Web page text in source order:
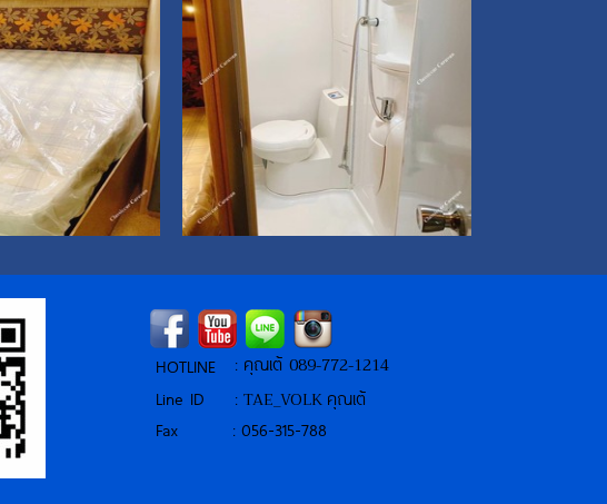
HOTLINE : คุณเต้ 089-772-1214
Line ID : TAE_VOLK คุณเต้
Fax : 056-315-788